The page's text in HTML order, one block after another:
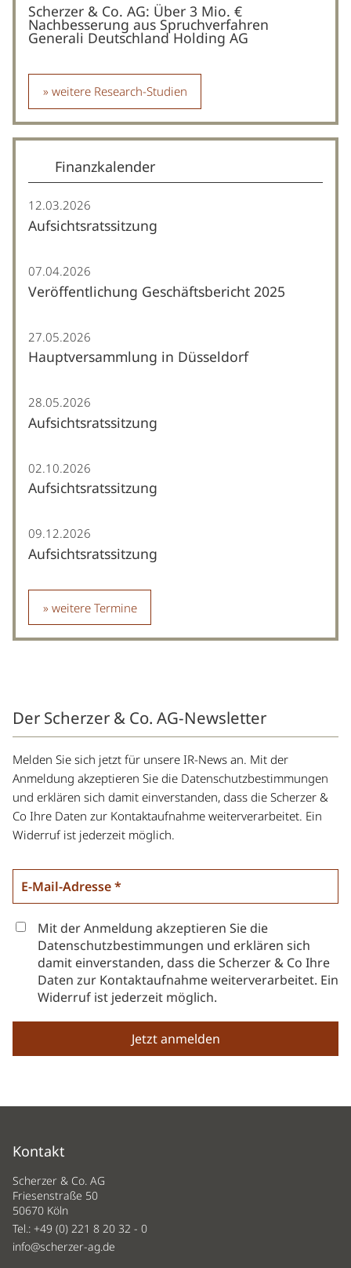
Scherzer & Co. AG: Über 3 Mio. €
Nachbesserung aus Spruchverfahren
Generali Deutschland Holding AG
weitere Research-Studien
Finanzkalender
12.03.2026
Aufsichtsratssitzung
07.04.2026
Veröffentlichung Geschäftsbericht 2025
27.05.2026
Hauptversammlung in Düsseldorf
28.05.2026
Aufsichtsratssitzung
02.10.2026
Aufsichtsratssitzung
09.12.2026
Aufsichtsratssitzung
weitere Termine
Der Scherzer & Co. AG-Newsletter
Melden Sie sich jetzt für unsere IR-News an. Mit der
Anmeldung akzeptieren Sie die Datenschutzbestimmungen
und erklären sich damit einverstanden, dass die Scherzer &
Co Ihre Daten zur Kontaktaufnahme weiterverarbeitet. Ein
Widerruf ist jederzeit möglich.
Mit der Anmeldung akzeptieren Sie die
Datenschutzbestimmungen und erklären sich
damit einverstanden, dass die Scherzer & Co Ihre
Daten zur Kontaktaufnahme weiterverarbeitet. Ein
Widerruf ist jederzeit möglich.
Kontakt
Scherzer & Co. AG
Friesenstraße 50
50670 Köln
Tel.: +49 (0) 221 8 20 32 - 0
info@scherzer-ag.de